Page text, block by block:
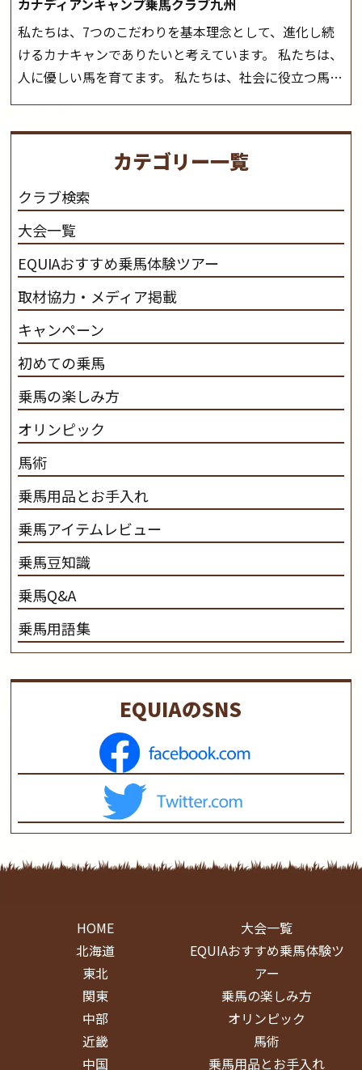
カナディアンキャンプ乗馬クラブ九州
私たちは、7つのこだわりを基本理念として、進化し続
けるカナキャンでありたいと考えています。 私たちは、
人に優しい馬を育てます。 私たちは、社会に役立つ馬を
生産します。 私たちは、馬や人々に癒しとなる環境を守
さと魅力を追求します。 私たちは、馬の品種と血統にこ
だわります。 私たちは、乗用馬の質の向上を目指し、生
産･育成･調教を一貫して行います。カナディアンキャ
ンプ乗馬クラブ九州のツアー情報はこちら
カテゴリー一覧
クラブ検索
大会一覧
EQUIAおすすめ乗馬体験ツアー
取材協力・メディア掲載
キャンペーン
初めての乗馬
乗馬の楽しみ方
オリンピック
馬術
乗馬用品とお手入れ
乗馬アイテムレビュー
乗馬豆知識
乗馬Q&A
乗馬用語集
EQUIAのSNS
HOME
北海道
東北
関東
中部
近畿
中国
大会一覧
EQUIAおすすめ乗馬体験ツ
アー
乗馬の楽しみ方
オリンピック
馬術
乗馬用品とお手入れ